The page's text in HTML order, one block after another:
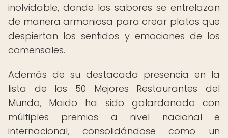
inolvidable, donde los sabores se entrelazan
de manera armoniosa para crear platos que
despiertan los sentidos y emociones de los
comensales.
Además de su destacada presencia en la
lista de los 50 Mejores Restaurantes del
Mundo, Maido ha sido galardonado con
múltiples premios a nivel nacional e
internacional, consolidándose como un